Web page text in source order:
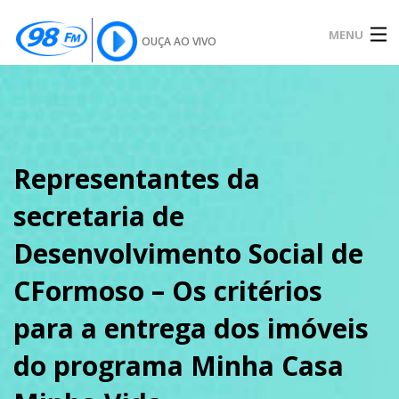
OUÇA AO VIVO MENU
SOBRE
PODCAST
GALERIA
Representantes da
secretaria de
Desenvolvimento Social de
CFormoso – Os critérios
para a entrega dos imóveis
do programa Minha Casa